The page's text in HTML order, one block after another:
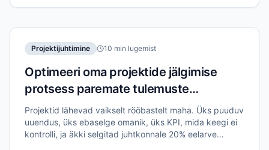
Projektijuhtimine 10 min lugemist
Optimeeri oma projektide jälgimise
protsess paremate tulemuste
saavutamiseks
Projektid lähevad vaikselt rööbastelt maha. Üks puuduv
uuendus, üks ebaselge omanik, üks KPI, mida keegi ei
kontrolli, ja äkki selgitad juhtkonnale 20% eelarve